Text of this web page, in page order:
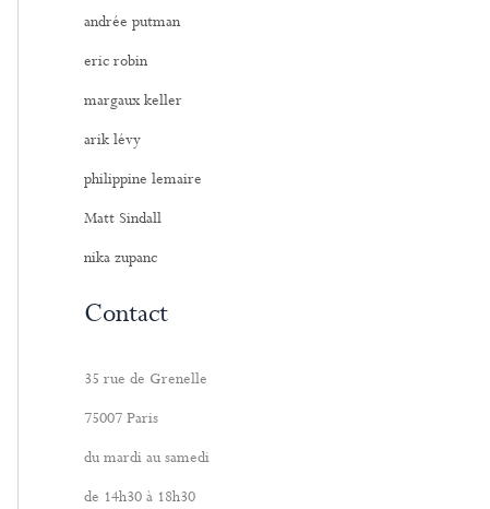
andrée putman
eric robin
margaux keller
arik lévy
philippine lemaire
Matt Sindall
nika zupanc
Contact
35 rue de Grenelle
75007 Paris
du mardi au samedi
de 14h30 à 18h30